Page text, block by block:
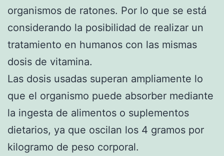
organismos de ratones. Por lo que se está
considerando la posibilidad de realizar un
tratamiento en humanos con las mismas
dosis de vitamina.
Las dosis usadas superan ampliamente lo
que el organismo puede absorber mediante
la ingesta de alimentos o suplementos
dietarios, ya que oscilan los 4 gramos por
kilogramo de peso corporal.